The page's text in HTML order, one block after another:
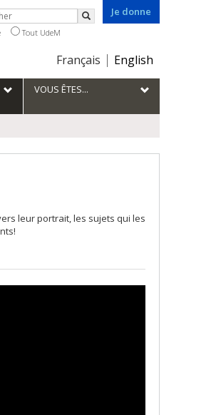
Je donne
Choix
la
langue
Français English
Rechercher
Tout UdeM
VOUS ÊTES...
leur portrait, les sujets qui les